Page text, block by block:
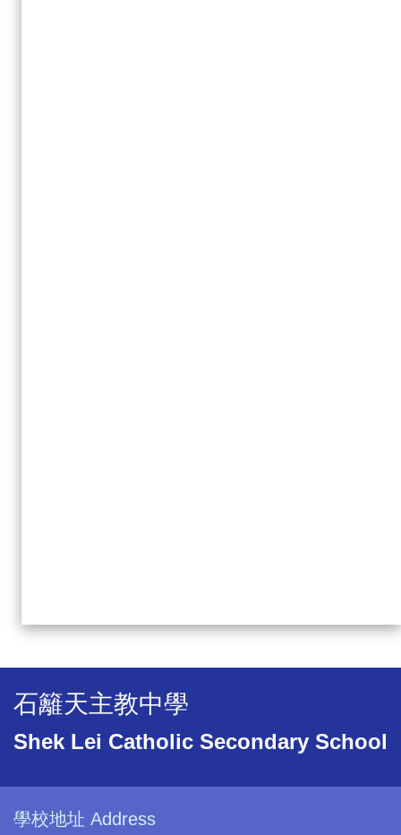
石籬天主教中學
Shek Lei Catholic Secondary School
學校地址 Address